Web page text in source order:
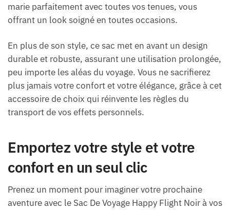
marie parfaitement avec toutes vos tenues, vous
offrant un look soigné en toutes occasions.
En plus de son style, ce sac met en avant un design
durable et robuste, assurant une utilisation prolongée,
peu importe les aléas du voyage. Vous ne sacrifierez
plus jamais votre confort et votre élégance, grâce à cet
accessoire de choix qui réinvente les règles du
transport de vos effets personnels.
Emportez votre style et votre
confort en un seul clic
Prenez un moment pour imaginer votre prochaine
aventure avec le Sac De Voyage Happy Flight Noir à vos